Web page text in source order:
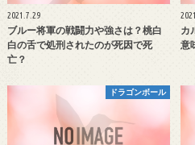
2021.7.29
ブルー将軍の戦闘力や強さは？桃白
白の舌で処刑されたのが死因で死
亡？
カ
意
ドラゴンボール